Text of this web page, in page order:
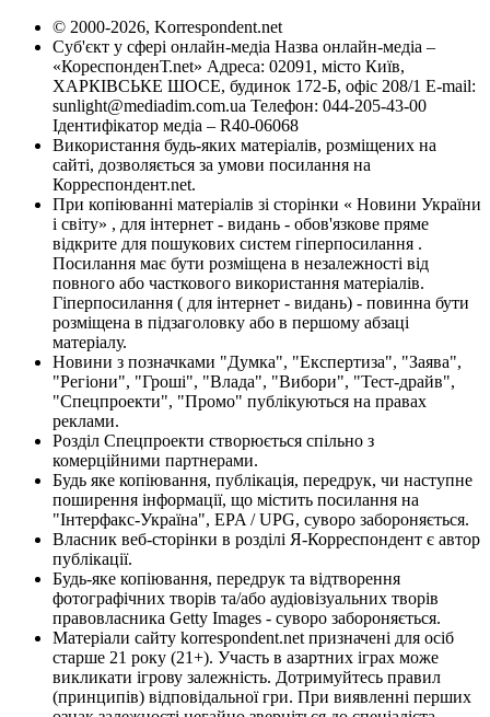
© 2000-2026, Korrespondent.net
Суб'єкт у сфері онлайн-медіа Назва онлайн-медіа –
«КореспонденТ.net» Адреса: 02091, місто Київ,
ХАРКІВСЬКЕ ШОСЕ, будинок 172-Б, офіс 208/1 E-mail:
sunlight@mediadim.com.ua Телефон: 044-205-43-00
Ідентифікатор медіа – R40-06068
Використання будь-яких матеріалів, розміщених на
сайті, дозволяється за умови посилання на
Корреспондент.net.
При копіюванні матеріалів зі сторінки « Новини України
і світу» , для інтернет - видань - обов'язкове пряме
відкрите для пошукових систем гіперпосилання .
Посилання має бути розміщена в незалежності від
повного або часткового використання матеріалів.
Гіперпосилання ( для інтернет - видань) - повинна бути
розміщена в підзаголовку або в першому абзаці
матеріалу.
Новини з позначками "Думка", "Експертиза", "Заява",
"Регіони", "Гроші", "Влада", "Вибори", "Тест-драйв",
"Спецпроекти", "Промо" публікуються на правах
реклами.
Розділ Спецпроекти створюється спільно з
комерційними партнерами.
Будь яке копіювання, публікація, передрук, чи наступне
поширення інформації, що містить посилання на
"Інтерфакс-Україна", EPA / UPG, суворо забороняється.
Власник веб-сторінки в розділі Я-Корреспондент є автор
публікації.
Будь-яке копіювання, передрук та відтворення
фотографічних творів та/або аудіовізуальних творів
правовласника Getty Images - суворо забороняється.
Матеріали сайту korrespondent.net призначені для осіб
старше 21 року (21+). Участь в азартних іграх може
викликати ігрову залежність. Дотримуйтесь правил
(принципів) відповідальної гри. При виявленні перших